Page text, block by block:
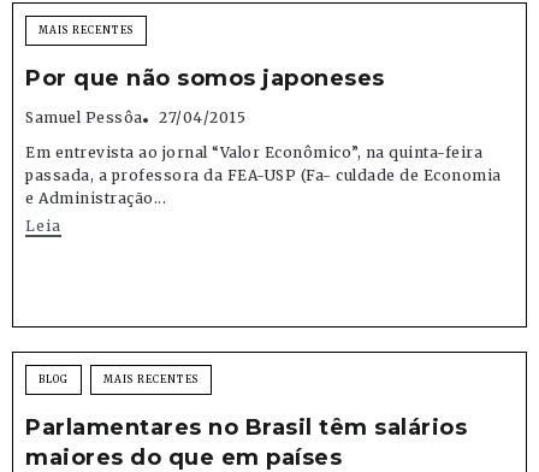
MAIS RECENTES
Por que não somos japoneses
Samuel Pessôa
27/04/2015
Em entrevista ao jornal “Valor Econômico”, na quinta-feira
passada, a professora da FEA-USP (Fa- culdade de Economia
e Administração...
Leia
BLOG MAIS RECENTES
Parlamentares no Brasil têm salários
maiores do que em países